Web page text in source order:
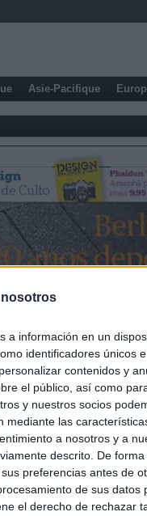
a información en un
identificadores únicos e
contenidos y
el público, así como
y nuestros socios
mediante las
a nosotros y a
descrito. De forma
preferencias antes de
de sus datos
el derecho de rechazar
Asie-Pacifique